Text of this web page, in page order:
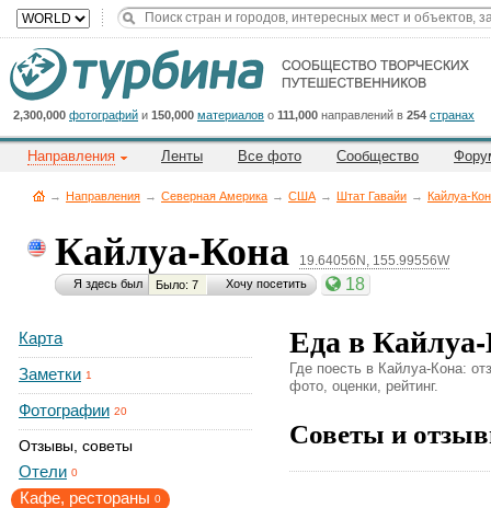
2,300,000 фотографий и 150,000 материалов о 111,000 направлений в 254 странах
Направления Ленты Все фото Сообщество
→ Направления → Северная Америка → CША → Штат Гавайи → Кайлуа-
Кайлуа-Кона 19.64056N, 155.99556W
Я здесь был Было: 7 Хочу посетить 18
Карта
Заметки 1
Фотографии 20
Отзывы, советы
Отели 0
Кафе, рестораны 0
Еда в
Где поесть в Кайлуа-Кона:
фото, оценки, рейтинг.
Советы и
Cейчас
на
сайте:
Title
Button